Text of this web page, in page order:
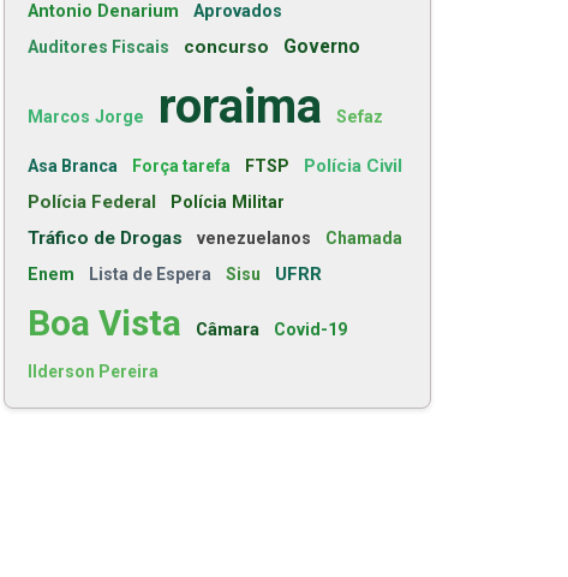
Antonio Denarium Aprovados
Auditores Fiscais concurso Governo
Marcos Jorge roraima Sefaz
Asa Branca Força tarefa FTSP
Polícia Civil
Polícia Federal
Polícia Militar
Tráfico de Drogas venezuelanos
Chamada
Enem
Lista de Espera Sisu UFRR
Boa Vista Câmara Covid-19
Ilderson Pereira